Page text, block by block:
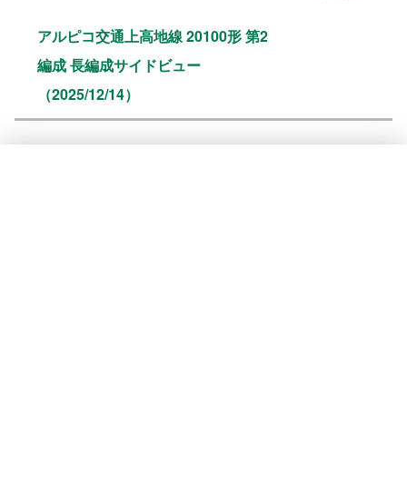
アルピコ交通上高地線 20100形 第2
編成 長編成サイドビュー
（2025/12/14）